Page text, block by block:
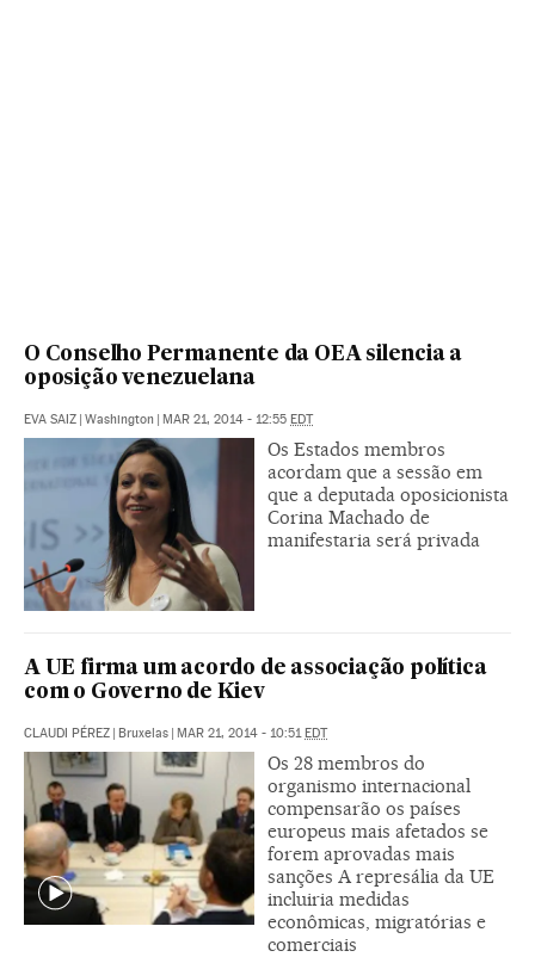
O Conselho Permanente da OEA silencia a
oposição venezuelana
EVA SAIZ | Washington | MAR 21, 2014 - 12:55 EDT
Os Estados membros
acordam que a sessão em
que a deputada oposicionista
Corina Machado de
manifestaria será privada
A UE firma um acordo de associação política
com o Governo de Kiev
CLAUDI PÉREZ | Bruxelas | MAR 21, 2014 - 10:51EDT
Os 28 membros do
organismo internacional
compensarão os países
europeus mais afetados se
forem aprovadas mais
sanções A represália da UE
incluiria medidas
econômicas, migratórias e
comerciais